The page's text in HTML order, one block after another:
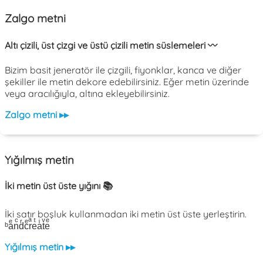
Zalgo metni
Altı çizili, üst çizgi ve üstü çizili metin süslemeleri 〰️
Bizim basit jeneratör ile çizgili, fiyonklar, kanca ve diğer
şekiller ile metin dekore edebilirsiniz. Eğer metin üzerinde
veya aracılığıyla, altına ekleyebilirsiniz.
Zalgo metni ▸▸
Yığılmış metin
İki metin üst üste yığını 📚
İki satır boşluk kullanmadan iki metin üst üste yerleştirin.
ᵇaͤnͨdͬcͤrͣeͭaͥtͮeͤ
Yığılmış metin ▸▸